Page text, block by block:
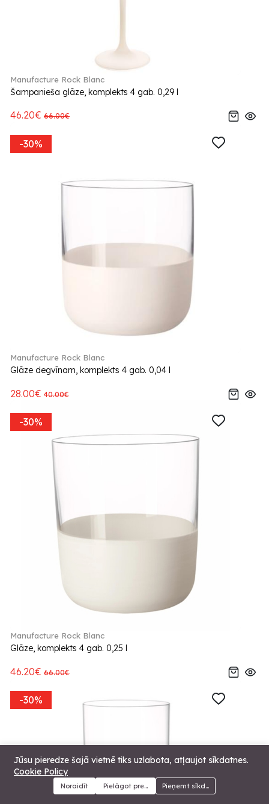
Menu Kategorijas Meklēt Grozs
Manufacture Rock Blanc
Šampanieša glāze, komplekts 4 gab. 0,29 l
46.20€ 66.00€
-30%
Manufacture Rock Blanc
Glāze degvīnam, komplekts 4 gab. 0,04 l
28.00€ 40.00€
-30%
Manufacture Rock Blanc
Glāze, komplekts 4 gab. 0,25 l
46.20€ 66.00€
-30%
Jūsu pieredze šajā vietnē tiks uzlabota, atļaujot sīkdatnes.
Cookie Policy
Noraidīt Pielāgot preferencesPieņemt sīkdatnes